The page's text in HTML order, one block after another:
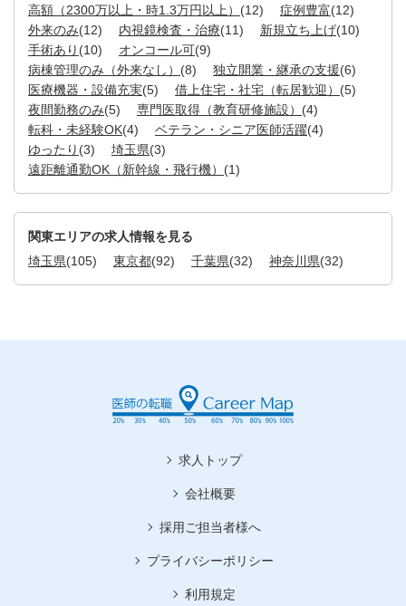
高額（2300万以上・時1.3万円以上） (12) 症例豊富(12)
外来のみ(12) 内視鏡検査・治療(11) 新規立ち上げ(10)
手術あり (10) オンコール可(9)
病棟管理のみ（外来なし） (8) 独立開業・継承の支援(6)
医療機器・設備充実(5) 借上住宅・社宅（転居歓迎） (5)
夜間勤務のみ(5) 専門医取得（教育研修施設） (4)
転科・未経験OK(4) ベテラン・シニア医師活躍(4)
ゆったり (3) 埼玉県(3)
遠距離通勤OK（新幹線・飛行機） (1)
関東エリアの求人情報を見る
埼玉県(105) 東京都(92) 千葉県(32) 神奈川県(32)
求人トップ
会社概要
採用ご担当者様へ
プライバシーポリシー
利用規定